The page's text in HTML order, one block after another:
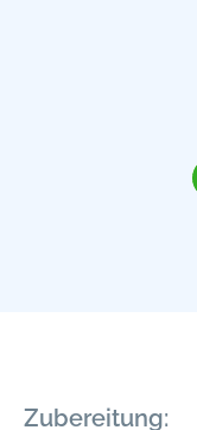
Zubereitung: